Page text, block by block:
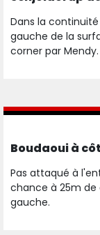
Dans la
gauche de la
corner par Mendy.
Boudaoui à
Pas attaqué à
chance à 25m de
gauche.